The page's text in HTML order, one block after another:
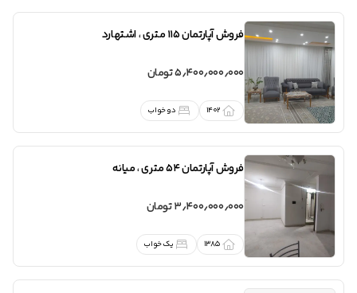
فروشآپارتمان 115 متری ،اشتهارد
5٫400٫000٫000 تومان
1402 دو خواب
فروشآپارتمان 54 متری ،میانه
3٫400٫000٫000 تومان
1385 یک خواب